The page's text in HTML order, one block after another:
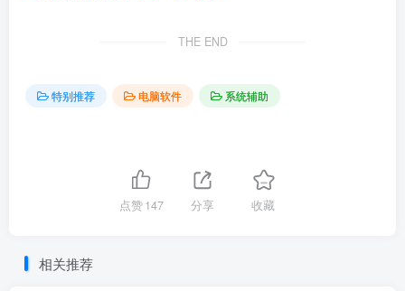
THE END
特别推荐 电脑软件 系统辅助
点赞147 分享 收藏
相关推荐